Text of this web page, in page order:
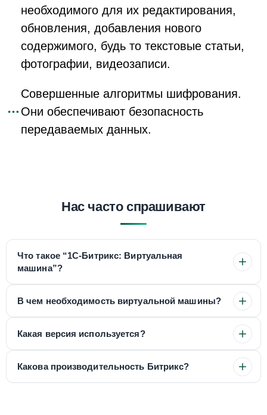
необходимого для их редактирования,
обновления, добавления нового
содержимого, будь то текстовые статьи,
фотографии, видеозаписи.
Совершенные алгоритмы шифрования.
Они обеспечивают безопасность
передаваемых данных.
Нас часто спрашивают
Что такое “1С-Битрикс: Виртуальная
машина”?
В чем необходимость виртуальной машины?
Какая версия используется?
Какова производительность Битрикс?